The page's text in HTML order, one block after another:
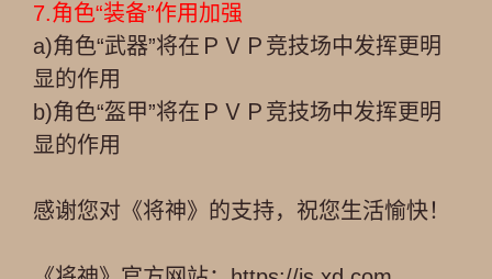
7.角色“装备”作用加强
a)角色“武器”将在ＰＶＰ竞技场中发挥更明
显的作用
b)角色“盔甲”将在ＰＶＰ竞技场中发挥更明
显的作用
感谢您对《将神》的支持，祝您生活愉快！